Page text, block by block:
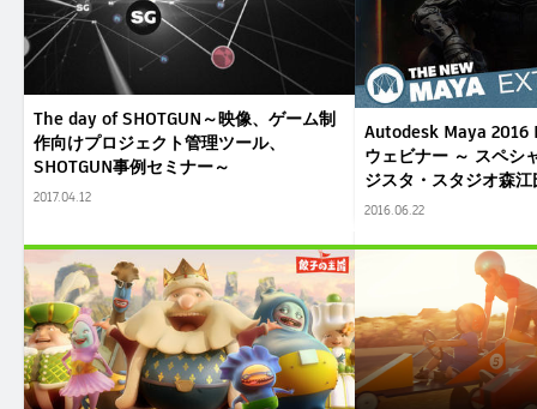
The day of SHOTGUN～映像、ゲーム制
作向けプロジェクト管理ツール、
SHOTGUN事例セミナー～
2017.04.12
Autodesk Maya 2016
ウェビナー ～ スペシ
ジスタ・スタジオ森江
2016.06.22